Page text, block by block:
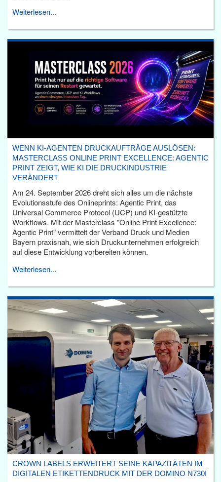
Weiterlesen...
WENN KI-AGENTEN DRUCKAUFTRÄGE AUSLÖSEN:
MASTERCLASS ONLINE PRINT EXCELLENCE: AGENTIC
PRINT ZEIGT, WIE KI DIE DRUCKINDUSTRIE
VERÄNDERT
Am 24. September 2026 dreht sich alles um die nächste
Evolutionsstufe des Onlineprints: Agentic Print, das
Universal Commerce Protocol (UCP) und KI-gestützte
Workflows. Mit der Masterclass "Online Print Excellence:
Agentic Print" vermittelt der Verband Druck und Medien
Bayern praxisnah, wie sich Druckunternehmen erfolgreich
auf diese Entwicklung vorbereiten können.
Weiterlesen...
CROWN LABELS ERWEITERT SEINE KAPAZITÄTEN IM
DIGITALEN ETIKETTENDRUCK MIT DER DOMINO N730I